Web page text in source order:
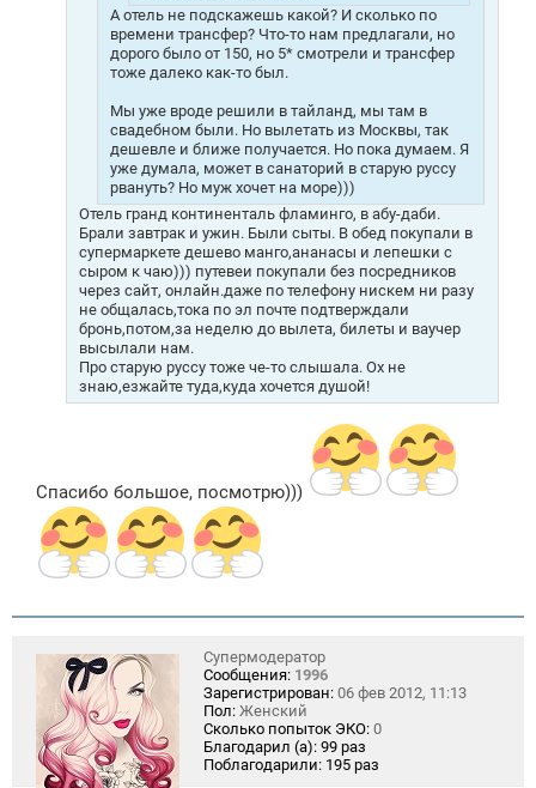
А отель не подскажешь какой? И сколько по
времени трансфер? Что-то нам предлагали, но
дорого было от 150, но 5* смотрели и трансфер
тоже далеко как-то был.
Мы уже вроде решили в тайланд, мы там в
свадебном были. Но вылетать из Москвы, так
дешевле и ближе получается. Но пока думаем. Я
уже думала, может в санаторий в старую руссу
рвануть? Но муж хочет на море)))
Отель гранд континенталь фламинго, в абу-даби.
Брали завтрак и ужин. Были сыты. В обед покупали в
супермаркете дешево манго,ананасы и лепешки с
сыром к чаю))) путевеи покупали без посредников
через сайт, онлайн.даже по телефону нискем ни разу
не общалась,тока по эл почте подтверждали
бронь,потом,за неделю до вылета, билеты и ваучер
высылали нам.
Про старую руссу тоже че-то слышала. Ох не
знаю,езжайте туда,куда хочется душой!
Спасибо большое, посмотрю)))
Супермодератор
Сообщения: 1996
Зарегистрирован: 06 фев 2012, 11:13
Пол: Женский
Сколько попыток ЭКО: 0
Благодарил (а): 99 раз
Поблагодарили: 195 раз